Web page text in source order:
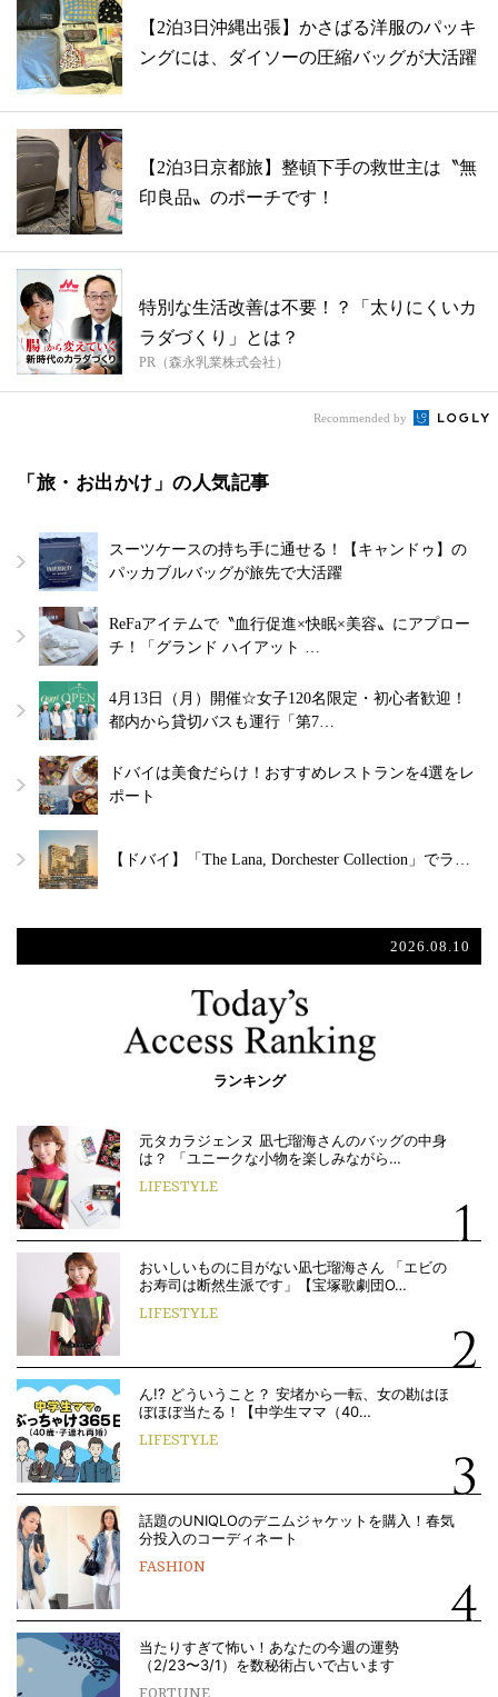
【2泊3日沖縄出張】かさばる洋服のパッキ
ングには、ダイソーの圧縮バッグが大活躍
【2泊3日京都旅】整頓下手の救世主は〝無
印良品〟のポーチです！
特別な生活改善は不要！？「太りにくいカ
ラダづくり」とは？
PR（森永乳業株式会社）
Recommended by
「旅・お出かけ」の人気記事
スーツケースの持ち手に通せる！【キャンドゥ】の
パッカブルバッグが旅先で大活躍
ReFaアイテムで〝血行促進×快眠×美容〟にアプロー
チ！「グランド ハイアット …
4月13日（月）開催☆女子120名限定・初心者歓迎！
都内から貸切バスも運行「第7…
ドバイは美食だらけ！おすすめレストランを4選をレ
ポート
【ドバイ】「The Lana, Dorchester Collection」でラ…
2026.08.10
ランキング
元タカラジェンヌ 凪七瑠海さんのバッグの中身
は？ 「ユニークな小物を楽しみながら…
LIFESTYLE
おいしいものに目がない凪七瑠海さん 「エビの
お寿司は断然生派です」【宝塚歌劇団O…
LIFESTYLE
ん!? どういうこと？ 安堵から一転、女の勘はほ
ぼほぼ当たる！【中学生ママ（40…
LIFESTYLE
話題のUNIQLOのデニムジャケットを購入！春気
分投入のコーディネート
FASHION
当たりすぎて怖い！あなたの今週の運勢
（2/23〜3/1）を数秘術占いで占います
FORTUNE